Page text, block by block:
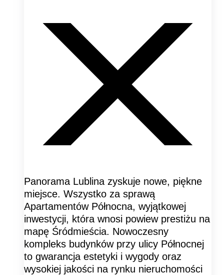
Panorama Lublina zyskuje nowe, piękne
miejsce. Wszystko za sprawą
Apartamentów Północna, wyjątkowej
inwestycji, która wnosi powiew prestiżu na
mapę Śródmieścia. Nowoczesny
kompleks budynków przy ulicy Północnej
to gwarancja estetyki i wygody oraz
wysokiej jakości na rynku nieruchomości